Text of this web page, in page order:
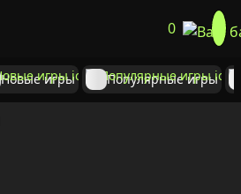
0
Новые игры Популярные игры